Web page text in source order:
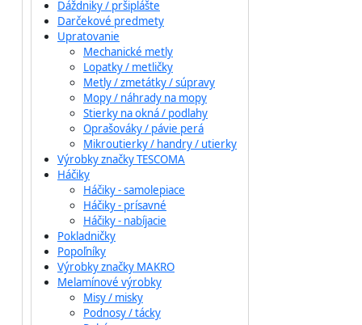
Dáždniky / pršiplášte
Darčekové predmety
Upratovanie
Mechanické metly
Lopatky / metličky
Metly / zmetátky / súpravy
Mopy / náhrady na mopy
Stierky na okná / podlahy
Oprašováky / pávie perá
Mikroutierky / handry / utierky
Výrobky značky TESCOMA
Háčiky
Háčiky - samolepiace
Háčiky - prísavné
Háčiky - nabíjacie
Pokladničky
Popoľníky
Výrobky značky MAKRO
Melamínové výrobky
Misy / misky
Podnosy / tácky